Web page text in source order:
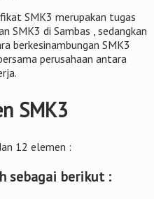
SMK3 merupakan tugas
SMK3 di Sambas , sedangkan
berkesinambungan SMK3
perusahaan antara
SMK3
12 elemen :
sebagai berikut :